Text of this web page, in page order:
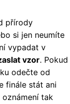
přírody
si jen neumíte
vypadat v
vzor. Pokud
odečte od
finále stát ani
tak